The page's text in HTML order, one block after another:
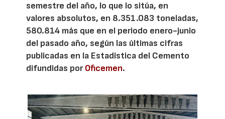
semestre del año, lo que lo sitúa, en
valores absolutos, en 8.351.083 toneladas,
580.814 más que en el periodo enero-junio
del pasado año, según las últimas cifras
publicadas en la Estadística del Cemento
difundidas porOficemen.